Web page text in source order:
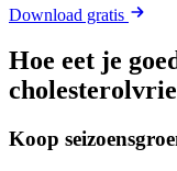
Download gratis
Hoe eet je
Koop